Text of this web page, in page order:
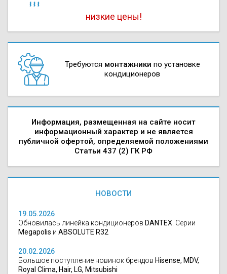
низкие цены!
Требуются монтажники по установке
кондиционеров
Информация, размещенная на сайте носит
информационный характер и не является
публичной офертой, определяемой положениями
Статьи 437 (2) ГК РФ
НОВОСТИ
19.05.2026
Обновилась линейка кондиционеров DANTEX . Серии
Megapolis и ABSOLUTE R32
20.02.2026
Большое поступление новинок брендов Hisense, MDV,
Royal Clima, Hair, LG, Mitsubishi